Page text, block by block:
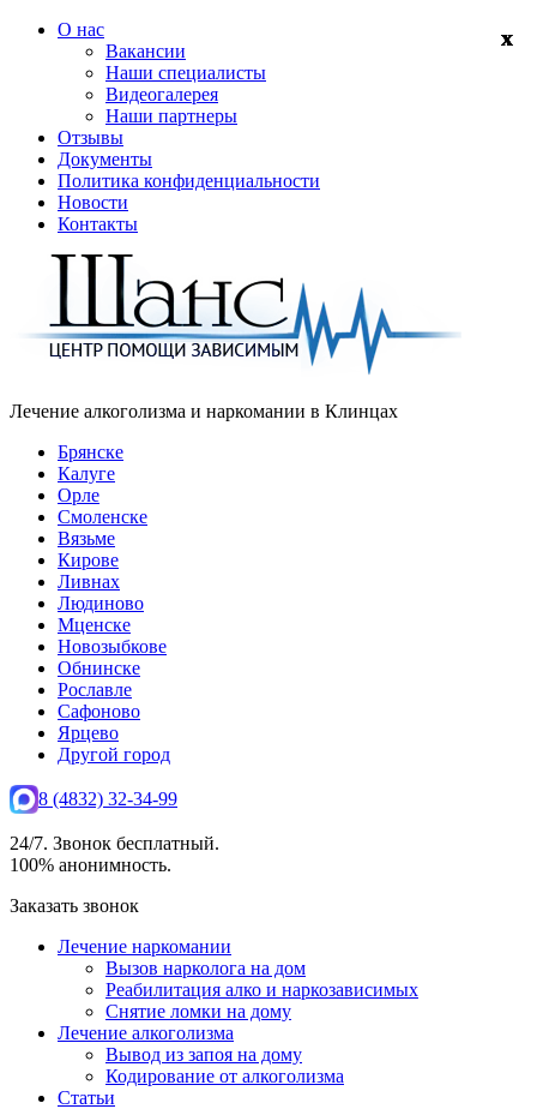
О нас
Вакансии
Наши специалисты
Видеогалерея
Наши партнеры
Отзывы
Документы
Политика конфиденциальности
Новости
Контакты
Лечение алкоголизма и наркомании в Клинцах
Брянске
Калуге
Орле
Смоленске
Вязьме
Кирове
Ливнах
Людиново
Мценске
Новозыбкове
Обнинске
Рославле
Сафоново
Ярцево
Другой город
8 (4832) 32-34-99
24/7. Звонок бесплатный.
100% анонимность.
Заказать звонок
Лечение наркомании
Вызов нарколога на дом
Реабилитация алко и наркозависимых
Снятие ломки на дому
Лечение алкоголизма
Вывод из запоя на дому
Кодирование от алкоголизма
Статьи